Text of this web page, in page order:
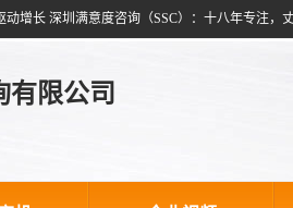
增长 深圳满意度咨询（SSC）：十八年专注，
有限公司